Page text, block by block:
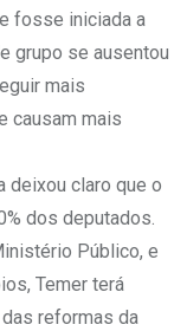
fosse iniciada a
grupo se ausentou
mais
causam mais
deixou claro que o
dos deputados.
Público, e
Temer terá
reformas da